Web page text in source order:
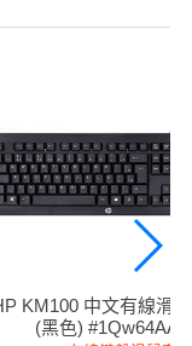
KM100 中文有線滑
(黑色)